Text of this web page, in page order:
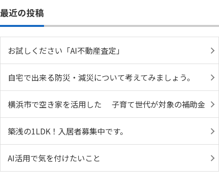
最近の投稿
お試しください「AI不動産査定」
自宅で出来る防災・減災について考えてみましょう。
横浜市で空き家を活用した 子育て世代が対象の補助金
築浅の1LDK！入居者募集中です。
AI活用で気を付けたいこと